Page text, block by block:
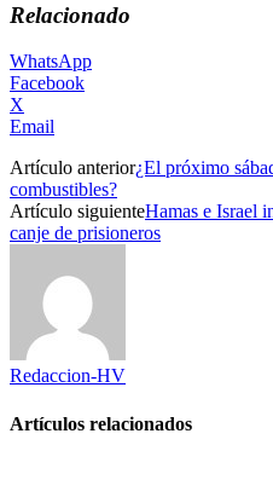
Relacionado
WhatsApp
Facebook
X
Email
Artículo anterior¿El próximo
combustibles?
Artículo siguienteHamas e Israel
canje de prisioneros
Redaccion-HV
Artículos relacionados